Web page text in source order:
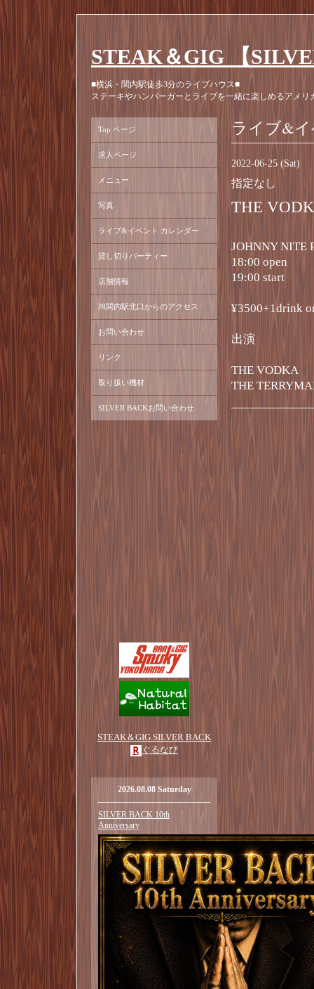
STEAK＆GIG 【
■横浜・関内駅徒歩3分のライブハウス■
ステーキやハンバーガーとライブを一緒に楽しめるアメリ
ライブ&
2022-06-25 (Sat)
指定なし
THE
JOHNNY NITE
18:00 open
19:00 start
¥3500+1drink
出演
THE VODKA
THE
Top ページ
求人ページ
メニュー
写真
ライブ&イベント カレンダー
貸し切りパーティー
店舗情報
JR関内駅北口からのアクセス
お問い合わせ
リンク
取り扱い機材
SILVER BACKお問い合わせ
STEAK＆GIG SILVER BACK
ぐるなび
2026.08.08 Saturday
SILVER BACK 10th
Anniversary